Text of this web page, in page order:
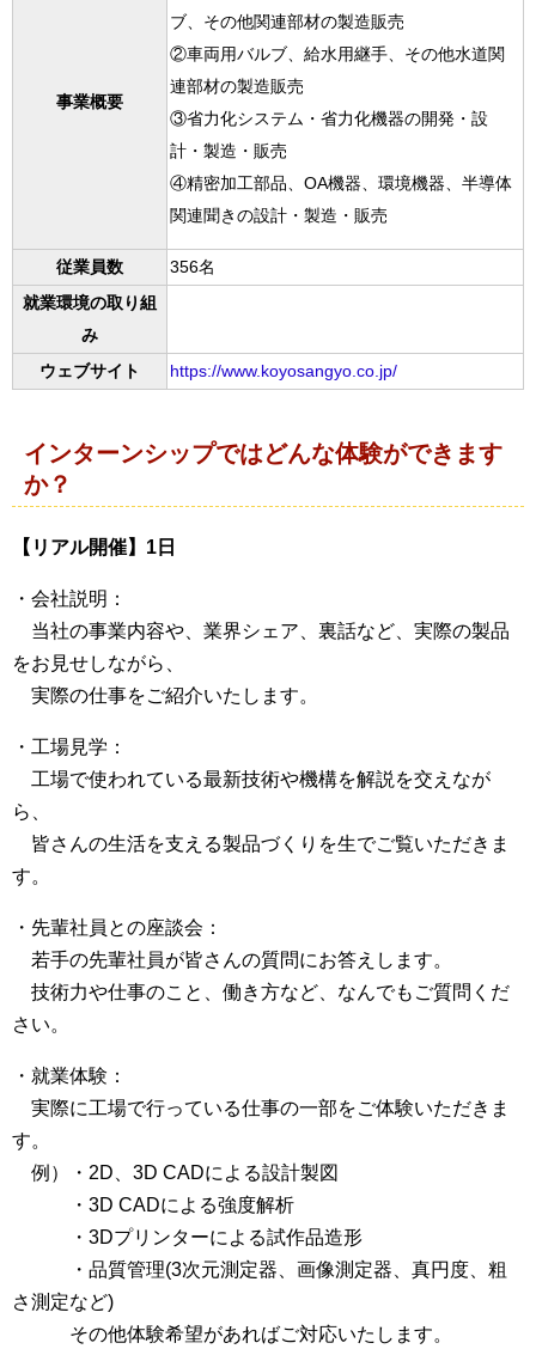
事業概要
ブ、その他関連部材の製造販売
②車両用バルブ、給水用継手、その他水道関
連部材の製造販売
③省力化システム・省力化機器の開発・設
計・製造・販売
④精密加工部品、OA機器、環境機器、半導体
関連聞きの設計・製造・販売
従業員数
356名
就業環境の取り組
み
ウェブサイト
https://www.koyosangyo.co.jp/
インターンシップではどんな体験ができます
か？
【リアル開催】1日
・会社説明：
当社の事業内容や、業界シェア、裏話など、実際の製品
をお見せしながら、
実際の仕事をご紹介いたします。
・工場見学：
工場で使われている最新技術や機構を解説を交えなが
ら、
皆さんの生活を支える製品づくりを生でご覧いただきま
す。
・先輩社員との座談会：
若手の先輩社員が皆さんの質問にお答えします。
技術力や仕事のこと、働き方など、なんでもご質問くだ
さい。
・就業体験：
実際に工場で行っている仕事の一部をご体験いただきま
す。
例）・2D、3D CADによる設計製図
・3D CADによる強度解析
・3Dプリンターによる試作品造形
・品質管理(3次元測定器、画像測定器、真円度、粗
さ測定など)
その他体験希望があればご対応いたします。